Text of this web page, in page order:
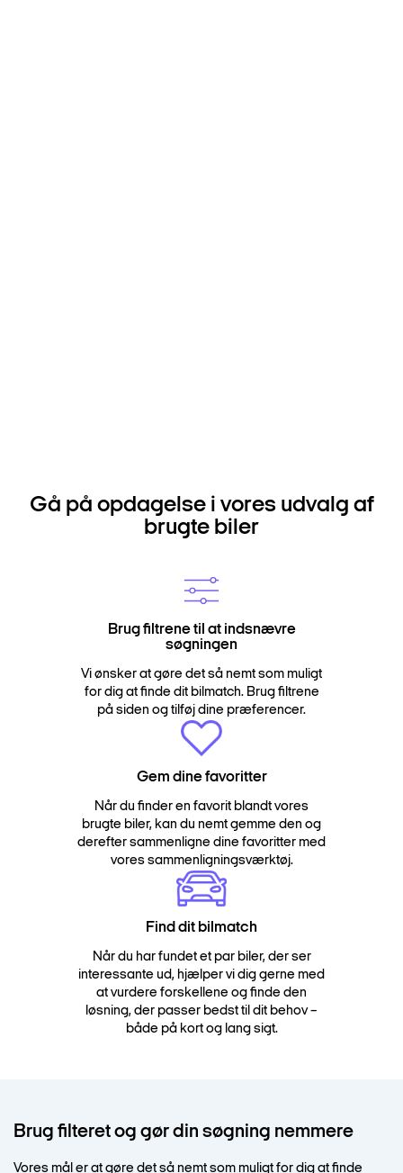
Gå på opdagelse i vores udvalg af
brugte biler
Brug filtrene til at indsnævre
søgningen
Vi ønsker at gøre det så nemt som muligt
for dig at finde dit bilmatch. Brug filtrene
på siden og tilføj dine præferencer.
Gem dine favoritter
Når du finder en favorit blandt vores
brugte biler, kan du nemt gemme den og
derefter sammenligne dine favoritter med
vores sammenligningsværktøj.
Find dit bilmatch
Når du har fundet et par biler, der ser
interessante ud, hjælper vi dig gerne med
at vurdere forskellene og finde den
løsning, der passer bedst til dit behov –
både på kort og lang sigt.
Brug filteret og gør din søgning nemmere
Vores mål er at gøre det så nemt som muligt for dig at finde